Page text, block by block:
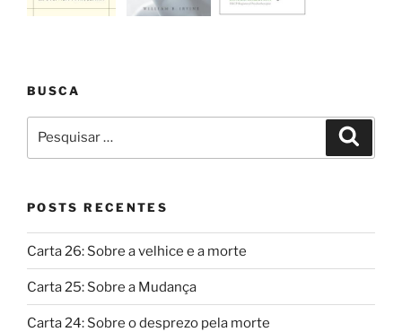
BUSCA
por:
POSTS RECENTES
Carta 26: Sobre a velhice e a morte
Carta 25: Sobre a Mudança
Carta 24: Sobre o desprezo pela morte